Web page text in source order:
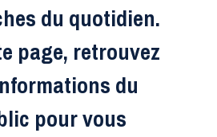
du quotidien.
page, retrouvez
du
pour vous